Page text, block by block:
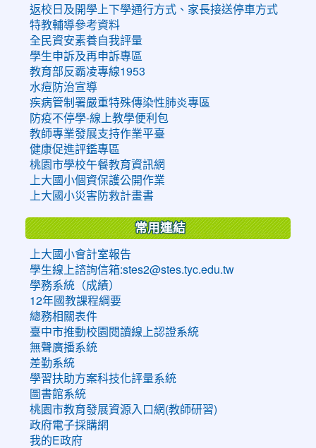
返校日及開學上下學通行方式、家長接送停車方式
特教輔導參考資料
全民資安素養自我評量
學生申訴及再申訴專區
教育部反霸凌專線1953
水痘防治宣導
疾病管制署嚴重特殊傳染性肺炎專區
防疫不停學-線上教學便利包
教師專業發展支持作業平臺
健康促進評鑑專區
桃園市學校午餐教育資訊網
上大國小個資保護公開作業
上大國小災害防救計畫書
常用連結
上大國小會計室報告
學生線上諮詢信箱:stes2@stes.tyc.edu.tw
學務系統（成績）
12年國教課程綱要
總務相關表件
臺中市推動校園閱讀線上認證系統
無聲廣播系統
差勤系統
學習扶助方案科技化評量系統
圖書館系統
桃園市教育發展資源入口網(教師研習)
政府電子採購網
我的E政府